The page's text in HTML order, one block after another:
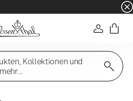
noch mehr sparen:
Kollektionen und
mehr...